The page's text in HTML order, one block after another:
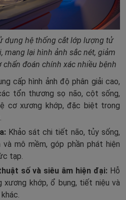
dụng hệ thống cắt lớp lượng tử
mang lại hình ảnh sắc nét, giảm
chẩn đoán chính xác nhiều bệnh
cấp hình ảnh độ phân giải cao,
tổn thương sọ não, cột sống,
cơ xương khớp, đặc biệt trong
Khảo sát chi tiết não, tủy sống,
mô mềm, góp phần phát hiện
tạp.
số và siêu âm hiện đại: Hỗ
khớp, ổ bụng, tiết niệu và